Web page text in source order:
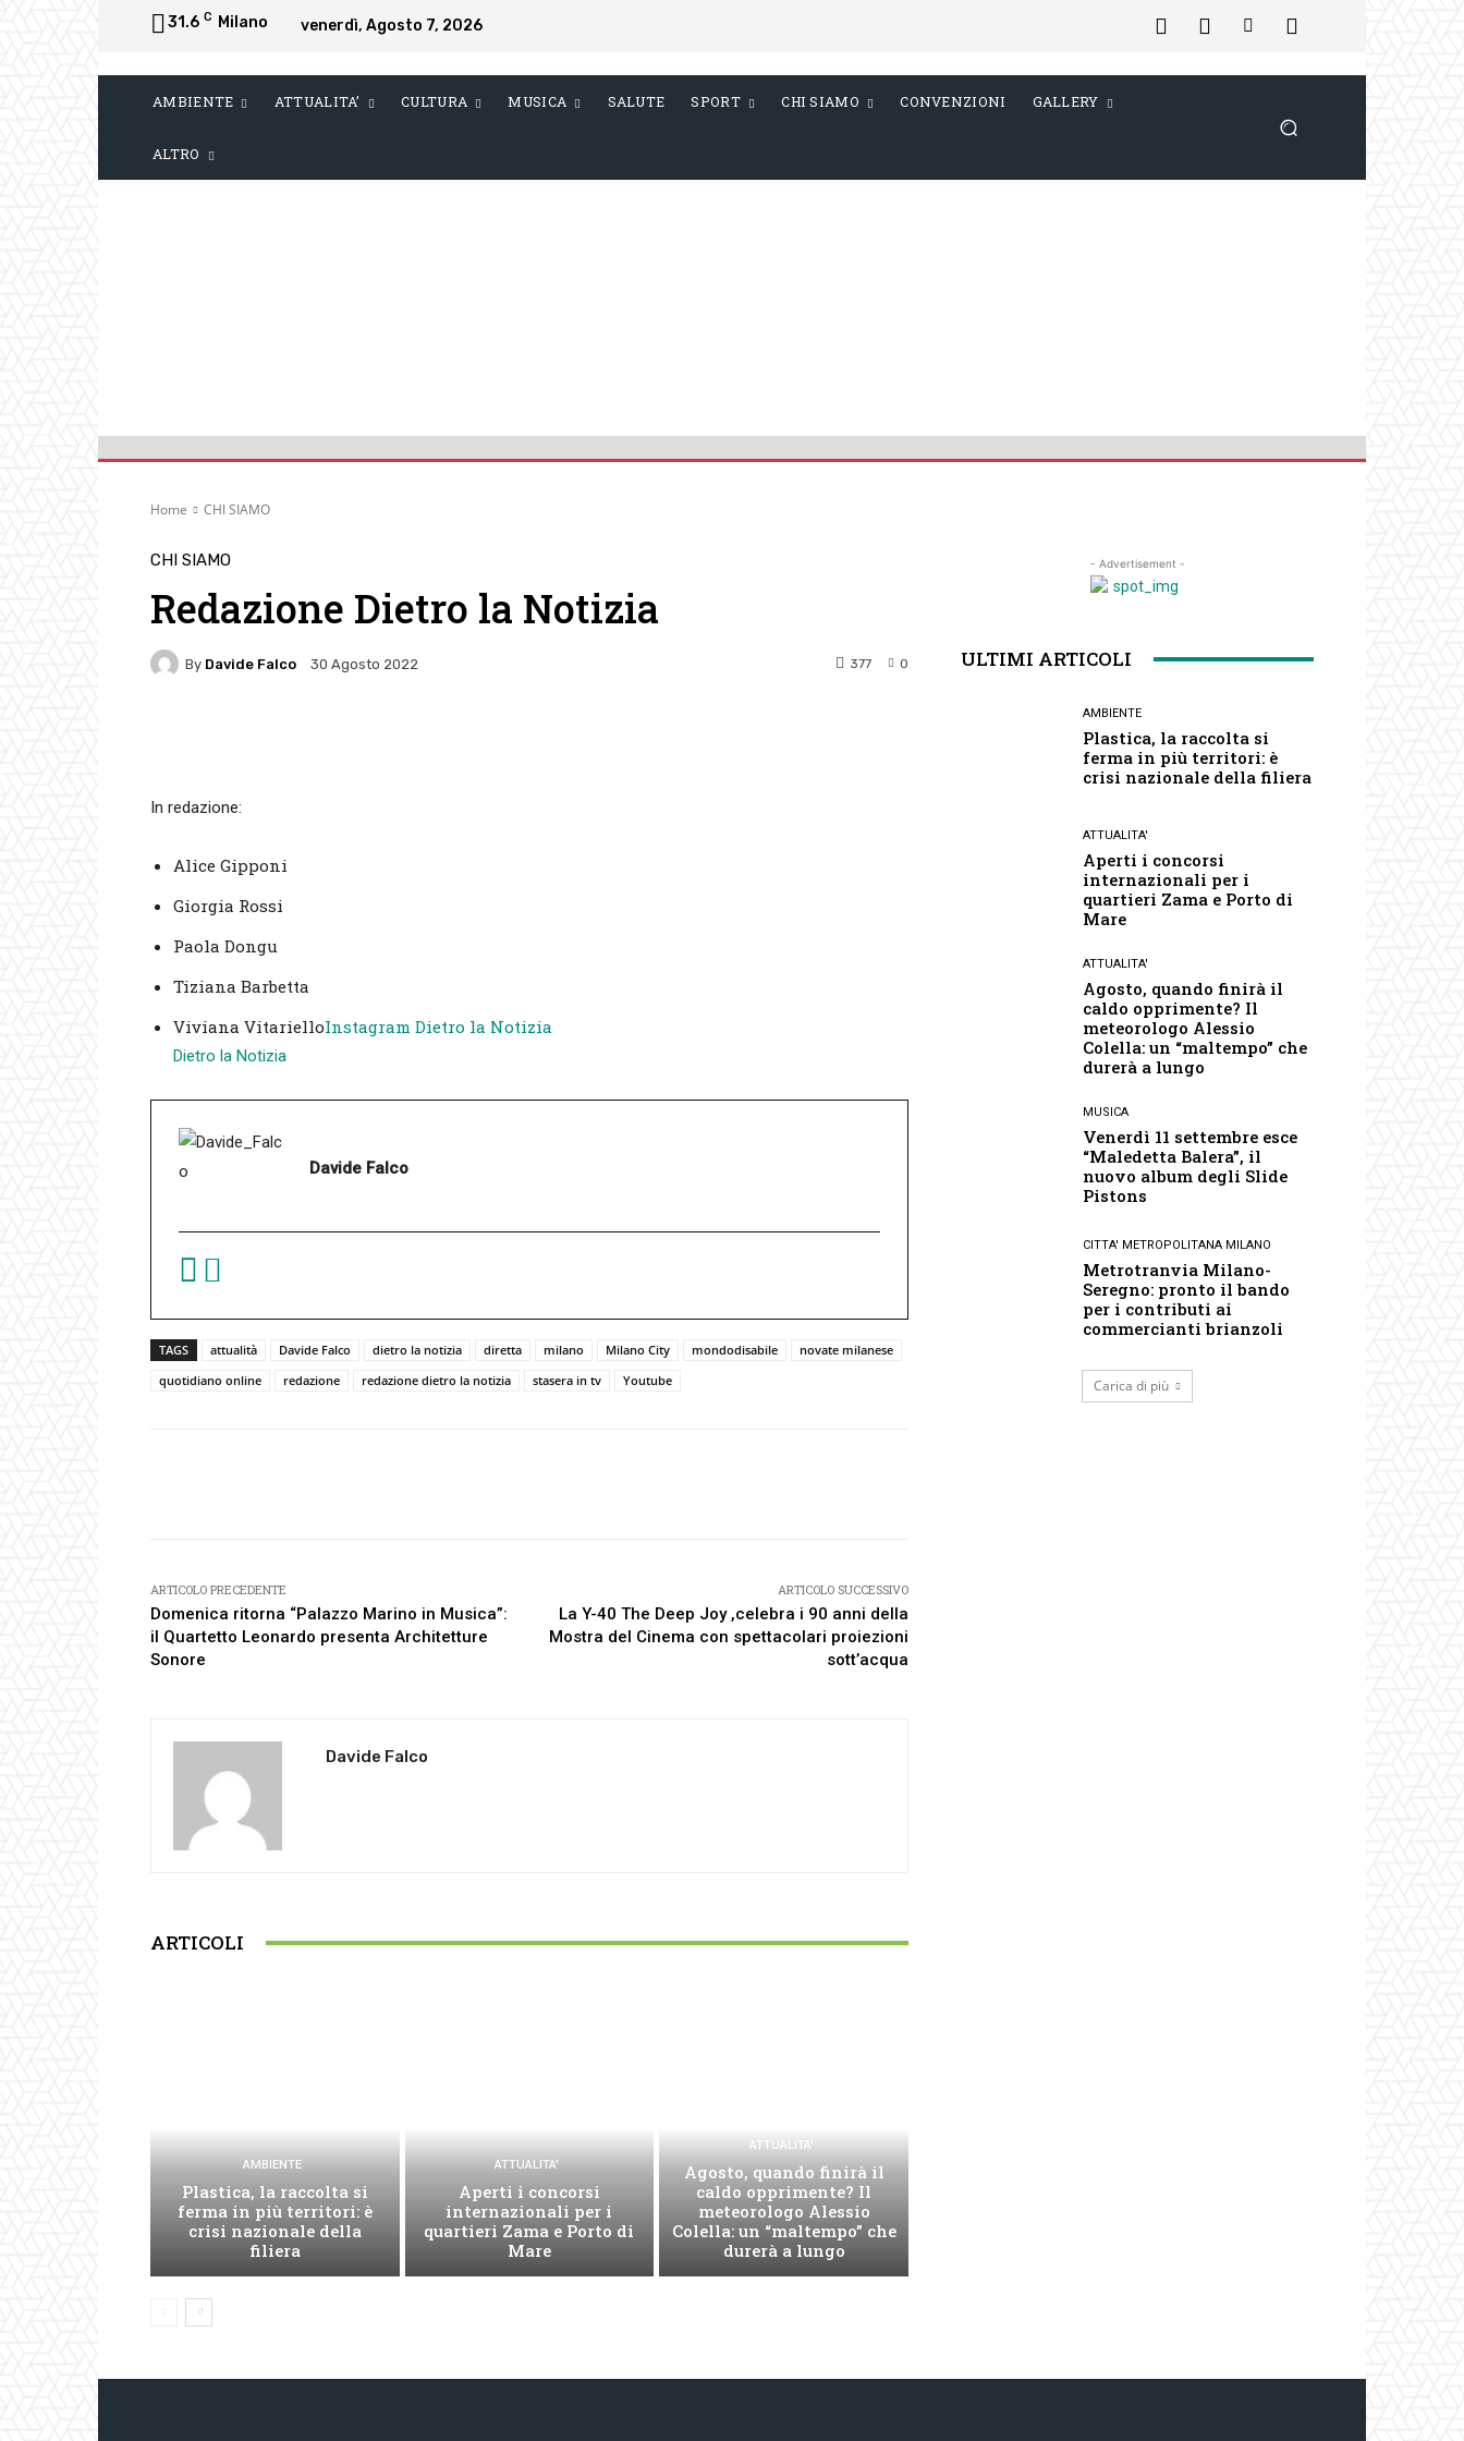
31.6 C Milano venerdì, Agosto 7, 2026
AMBIENTE ATTUALITA’ CULTURA MUSICA SALUTE SPORT CHI SIAMO CONVENZIONI GALLERY
ALTRO
Home CHI SIAMO
CHI SIAMO
Redazione Dietro la Notizia
By Davide Falco 30 Agosto 2022 0
377
In redazione:
Alice Gipponi
Giorgia Rossi
Paola Dongu
Tiziana Barbetta
Viviana VitarielloInstagram Dietro la Notizia
Dietro la Notizia
Davide Falco
TAGS attualità Davide Falco dietro la notizia diretta milano Milano City mondodisabile
novate milanese
quotidiano online
redazione redazione dietro la notizia stasera in tv Youtube
ARTICOLO PRECEDENTE
Domenica ritorna “Palazzo Marino in Musica”:
il Quartetto Leonardo presenta Architetture
Sonore
ARTICOLO SUCCESSIVO
La Y-40 The Deep Joy ,celebra i 90 anni della
Mostra del Cinema con spettacolari proiezioni
sott’acqua
Davide Falco
ARTICOLI
AMBIENTE
Plastica, la raccolta si
ferma in più territori: è
crisi nazionale della
filiera
ATTUALITA'
Aperti i concorsi
internazionali per i
quartieri Zama e Porto di
Mare
ATTUALITA'
Agosto, quando finirà il
caldo opprimente? Il
meteorologo Alessio
Colella: un “maltempo” che
durerà a lungo
- Advertisement -
ULTIMI ARTICOLI
AMBIENTE
Plastica, la raccolta si
ferma in più territori: è
crisi nazionale della filiera
ATTUALITA'
Aperti i concorsi
internazionali per i
quartieri Zama e Porto di
Mare
ATTUALITA'
Agosto, quando finirà il
caldo opprimente? Il
meteorologo Alessio
Colella: un “maltempo” che
durerà a lungo
MUSICA
Venerdì 11 settembre esce
“Maledetta Balera”, il
nuovo album degli Slide
Pistons
CITTA' METROPOLITANA MILANO
Metrotranvia Milano-
Seregno: pronto il bando
per i contributi ai
commercianti brianzoli
Carica di più